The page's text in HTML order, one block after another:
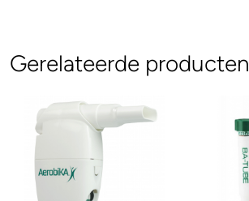
Gerelateerde producten